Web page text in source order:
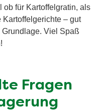
für Kartoffelgratin, als
– gut
Viel Spaß
Fragen